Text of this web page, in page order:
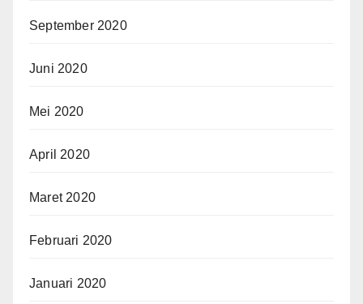
September 2020
Juni 2020
Mei 2020
April 2020
Maret 2020
Februari 2020
Januari 2020